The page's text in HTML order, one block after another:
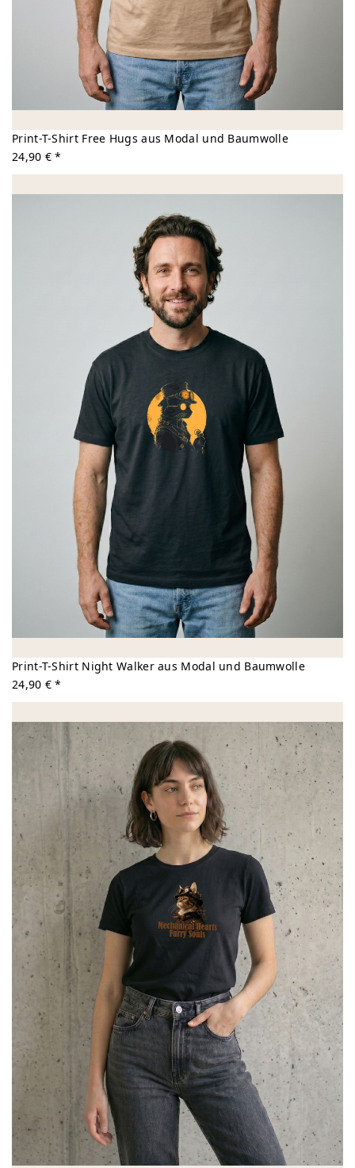
Print-T-Shirt Free Hugs aus Modal und Baumwolle
24,90 € *
Print-T-Shirt Night Walker aus Modal und Baumwolle
24,90 € *